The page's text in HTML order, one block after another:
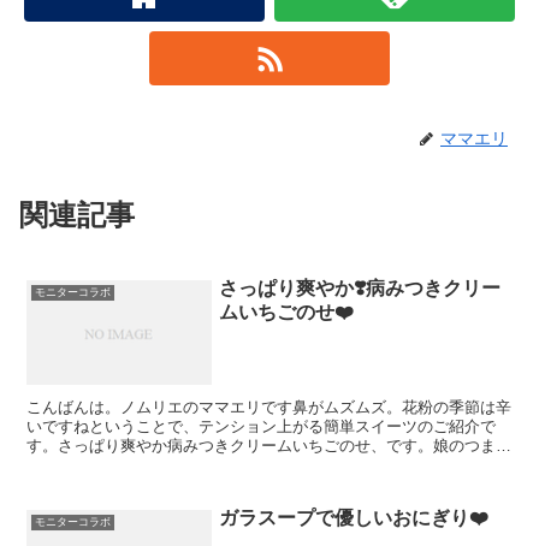
ママエリ
関連記事
モニターコラボ
さっぱり爽やか❣️病みつきクリー
ムいちごのせ❤️
こんばんは。ノムリエのママエリです鼻がムズムズ。花粉の季節は辛
いですねということで、テンション上がる簡単スイーツのご紹介で
す。さっぱり爽やか病みつきクリームいちごのせ、です。娘のつまみ
モニターコラボ ガラスープで優しいおにぎり❤️